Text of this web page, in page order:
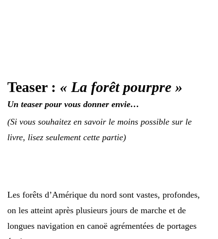
Teaser : « La forêt pourpre »
Un teaser pour vous donner envie…
(Si vous souhaitez en savoir le moins possible sur le
livre, lisez seulement cette partie)
Les forêts d’Amérique du nord sont vastes, profondes,
on les atteint après plusieurs jours de marche et de
longues navigation en canoë agrémentées de portages